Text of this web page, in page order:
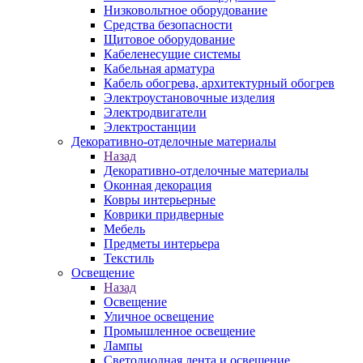
Низковольтное оборудование
Средства безопасности
Щитовое оборудование
Кабеленесущие системы
Кабельная арматура
Кабель обогрева, архитектурный обогрев
Электроустановочные изделия
Электродвигатели
Электростанции
Декоративно-отделочные материалы
Назад
Декоративно-отделочные материалы
Оконная декорация
Ковры интерьерные
Коврики придверные
Мебель
Предметы интерьера
Текстиль
Освещение
Назад
Освещение
Уличное освещение
Промышленное освещение
Лампы
Светодиодная лента и освещение